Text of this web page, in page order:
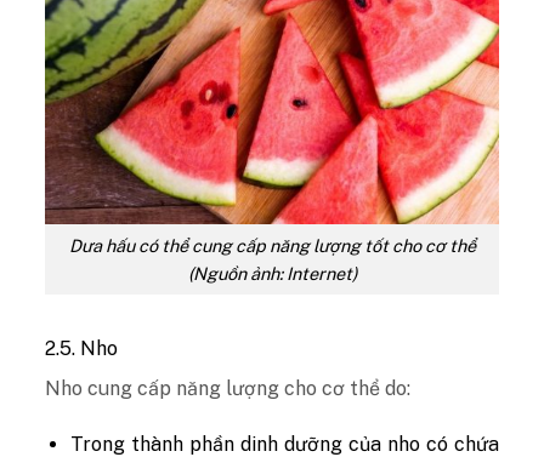
Dưa hấu có thể cung cấp năng lượng tốt cho cơ thể
(Nguồn ảnh: Internet)
2.5. Nho
Nho cung cấp năng lượng cho cơ thể do:
Trong thành phần dinh dưỡng của nho có chứa